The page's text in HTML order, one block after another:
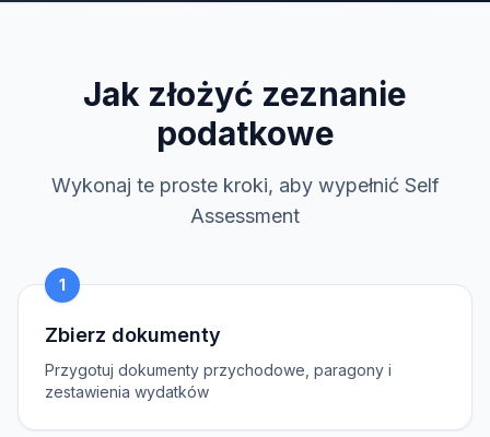
Jak złożyć zeznanie
podatkowe
Wykonaj te proste kroki, aby wypełnić Self
Assessment
1
Zbierz dokumenty
Przygotuj dokumenty przychodowe, paragony i
zestawienia wydatków